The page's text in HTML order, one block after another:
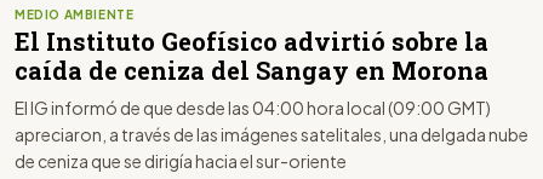
MEDIO AMBIENTE
El Instituto Geofísico advirtió sobre la
caída de ceniza del Sangay en Morona
El IG informó de que desde las 04:00 hora local (09:00 GMT)
apreciaron, a través de las imágenes satelitales, una delgada nube
de ceniza que se dirigía hacia el sur-oriente